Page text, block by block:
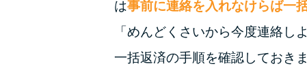
は事前に連絡を入れなけらば一
「めんどくさいから今度連絡
一括返済の手順を確認しておきま